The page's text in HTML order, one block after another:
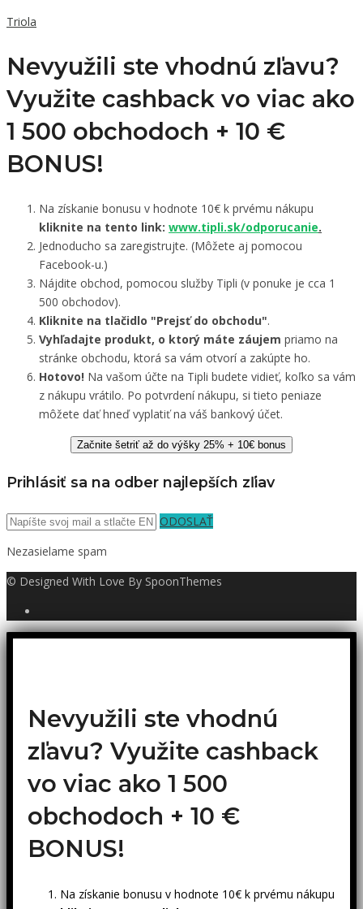
Triola
Nevyužili ste vhodnú zľavu?
Využite cashback vo viac ako
1 500 obchodoch + 10 €
BONUS!
Na získanie bonusu v hodnote 10€ k prvému nákupu
kliknite na tento link: www.tipli.sk/odporucanie.
Jednoducho sa zaregistrujte. (Môžete aj pomocou
Facebook-u.)
Nájdite obchod, pomocou služby Tipli (v ponuke je cca 1
500 obchodov).
Kliknite na tlačidlo "Prejsť do obchodu".
Vyhľadajte produkt, o ktorý máte záujem priamo na
stránke obchodu, ktorá sa vám otvorí a zakúpte ho.
Hotovo! Na vašom účte na Tipli budete vidieť, koľko sa vám
z nákupu vrátilo. Po potvrdení nákupu, si tieto peniaze
môžete dať hneď vyplatiť na váš bankový účet.
Začnite šetriť až do výšky 25% + 10€ bonus
Prihlásiť sa na odber najlepších zľiav
ODOSLAŤ
Nezasielame spam
© Designed With Love By SpoonThemes
Nevyužili ste vhodnú
zľavu? Využite cashback
vo viac ako 1 500
obchodoch + 10 €
BONUS!
Na získanie bonusu v hodnote 10€ k prvému nákupu